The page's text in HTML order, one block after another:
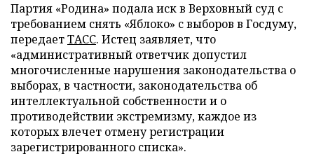
Партия «Родина» подала иск в Верховный суд с
требованием снять «Яблоко» с выборов в Госдуму,
передаетТАСС. Истец заявляет, что
«административный ответчик допустил
многочисленные нарушения законодательства о
выборах, в частности, законодательства об
интеллектуальной собственности и о
противодействии экстремизму, каждое из
которых влечет отмену регистрации
зарегистрированного списка».